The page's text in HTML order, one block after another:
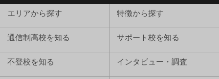
エリアから探す 特徴から探す
通信制高校を知る サポート校を知る
不登校を知る インタビュー・調査